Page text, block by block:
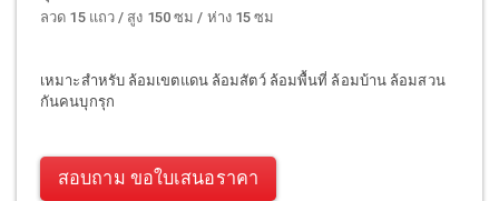
ลวด 15 แถว / สูง 150 ซม / ห่าง 15 ซม
เหมาะสำหรับ ล้อมเขตแดน ล้อมสัตว์ ล้อมพื้นที่ ล้อมบ้าน ล้อมสวน
กันคนบุกรุก
สอบถาม ขอใบเสนอราคา